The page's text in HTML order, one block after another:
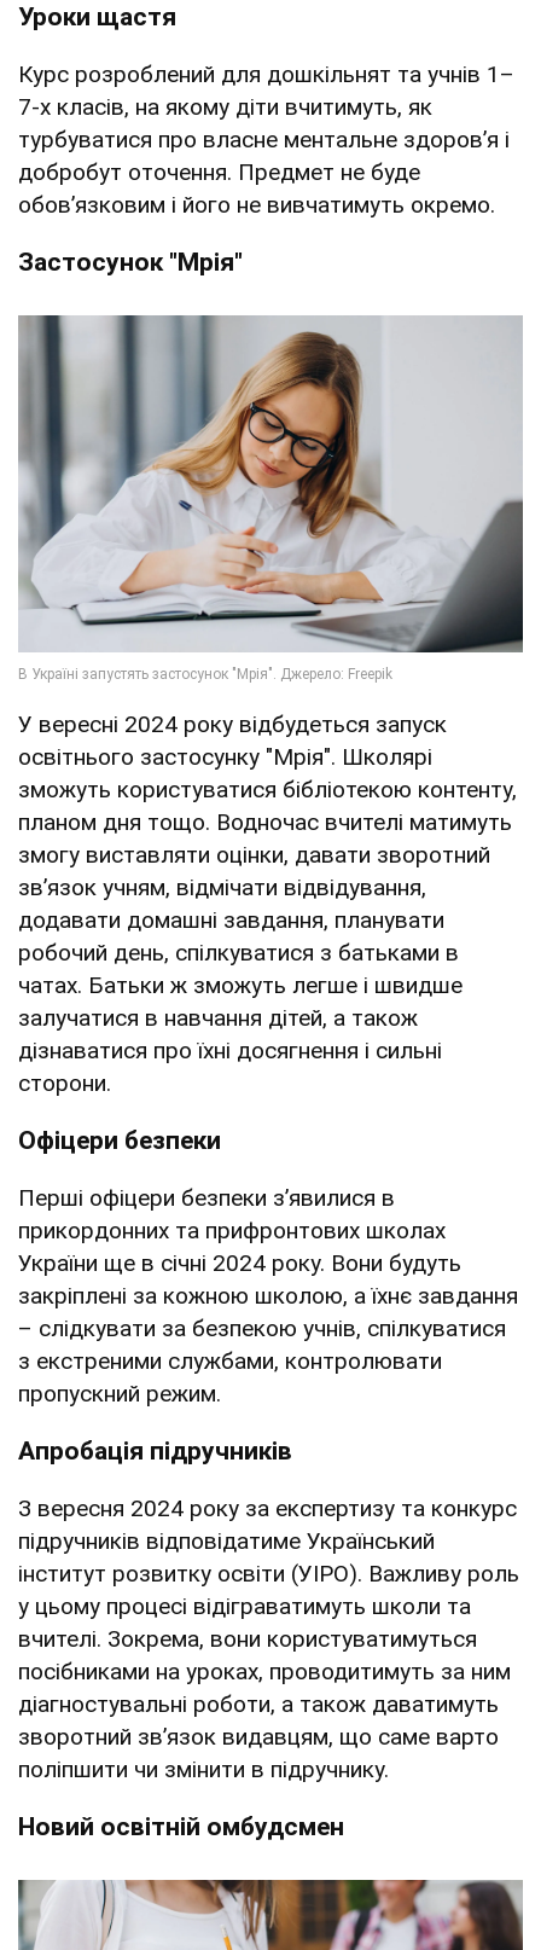
Уроки щастя
Курс розроблений для дошкільнят та учнів 1–
7-х класів, на якому діти вчитимуть, як
турбуватися про власне ментальне здоров’я і
добробут оточення. Предмет не буде
обов’язковим і його не вивчатимуть окремо.
Застосунок "Мрія"
У вересні 2024 року відбудеться запуск
освітнього застосунку "Мрія". Школярі
зможуть користуватися бібліотекою контенту,
планом дня тощо. Водночас вчителі матимуть
змогу виставляти оцінки, давати зворотний
зв’язок учням, відмічати відвідування,
додавати домашні завдання, планувати
робочий день, спілкуватися з батьками в
чатах. Батьки ж зможуть легше і швидше
залучатися в навчання дітей, а також
дізнаватися про їхні досягнення і сильні
сторони.
Офіцери безпеки
Перші офіцери безпеки з’явилися в
прикордонних та прифронтових школах
України ще в січні 2024 року. Вони будуть
закріплені за кожною школою, а їхнє завдання
– слідкувати за безпекою учнів, спілкуватися
з екстреними службами, контролювати
пропускний режим.
Апробація підручників
З вересня 2024 року за експертизу та конкурс
підручників відповідатиме Український
інститут розвитку освіти (УІРО). Важливу роль
у цьому процесі відіграватимуть школи та
вчителі. Зокрема, вони користуватимуться
посібниками на уроках, проводитимуть за ним
діагностувальні роботи, а також даватимуть
зворотний зв’язок видавцям, що саме варто
поліпшити чи змінити в підручнику.
Новий освітній омбудсмен